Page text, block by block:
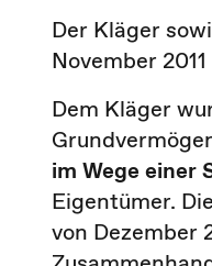
Der Kläger
November
Dem Kläger
im Wege einer
Eigentümer.
von Dezember